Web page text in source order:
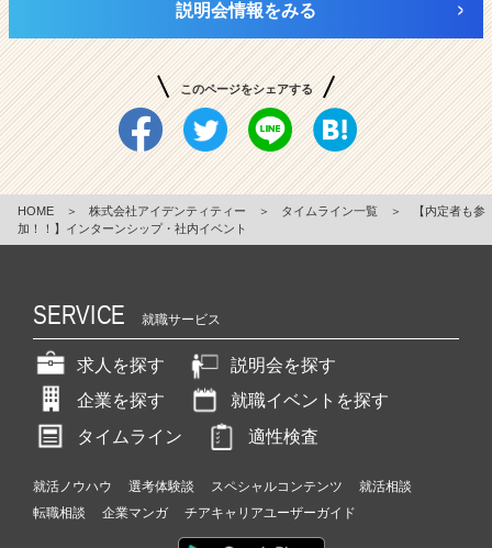
説明会情報をみる
このページをシェアする
HOME ＞ 株式会社アイデンティティー ＞ タイムライン一覧 ＞
【内定者も参
加！！】インターンシップ・社内イベント
SERVICE 就職サービス
求人を探す
説明会を探す
企業を探す
就職イベントを探す
タイムライン
適性検査
就活ノウハウ 選考体験談 スペシャルコンテンツ
就活相談
転職相談
企業マンガ チアキャリアユーザーガイド